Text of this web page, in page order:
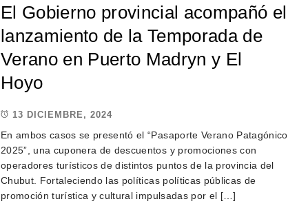
El Gobierno provincial acompañó el
lanzamiento de la Temporada de
Verano en Puerto Madryn y El
Hoyo
13 DICIEMBRE, 2024
En ambos casos se presentó el “Pasaporte Verano Patagónico
2025”, una cuponera de descuentos y promociones con
operadores turísticos de distintos puntos de la provincia del
Chubut. Fortaleciendo las políticas políticas públicas de
promoción turística y cultural impulsadas por el […]